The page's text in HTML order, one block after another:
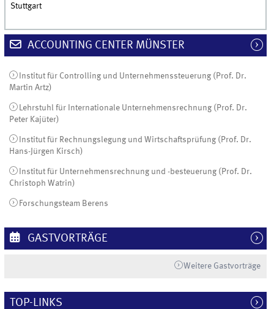
Stuttgart
ACCOUNTING CENTER MÜNSTER
Institut für Controlling und Unternehmenssteuerung (Prof. Dr.
Martin Artz)
Lehrstuhl für Internationale Unternehmensrechnung (Prof. Dr.
Peter Kajüter)
Institut für Rechnungslegung und Wirtschaftsprüfung (Prof. Dr.
Hans-Jürgen Kirsch)
Institut für Unternehmensrechnung und -besteuerung (Prof. Dr.
Christoph Watrin)
Forschungsteam Berens
GASTVORTRÄGE
Weitere Gastvorträge
TOP-LINKS